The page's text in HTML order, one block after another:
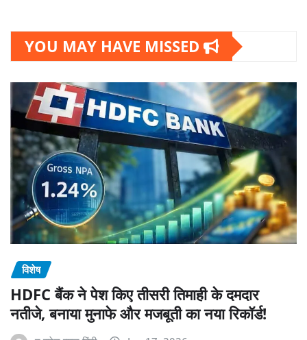
YOU MAY HAVE MISSED
विशेष
HDFC बैंक ने पेश किए तीसरी तिमाही के दमदार
नतीजे, बनाया मुनाफे और मजबूती का नया रिकॉर्ड!